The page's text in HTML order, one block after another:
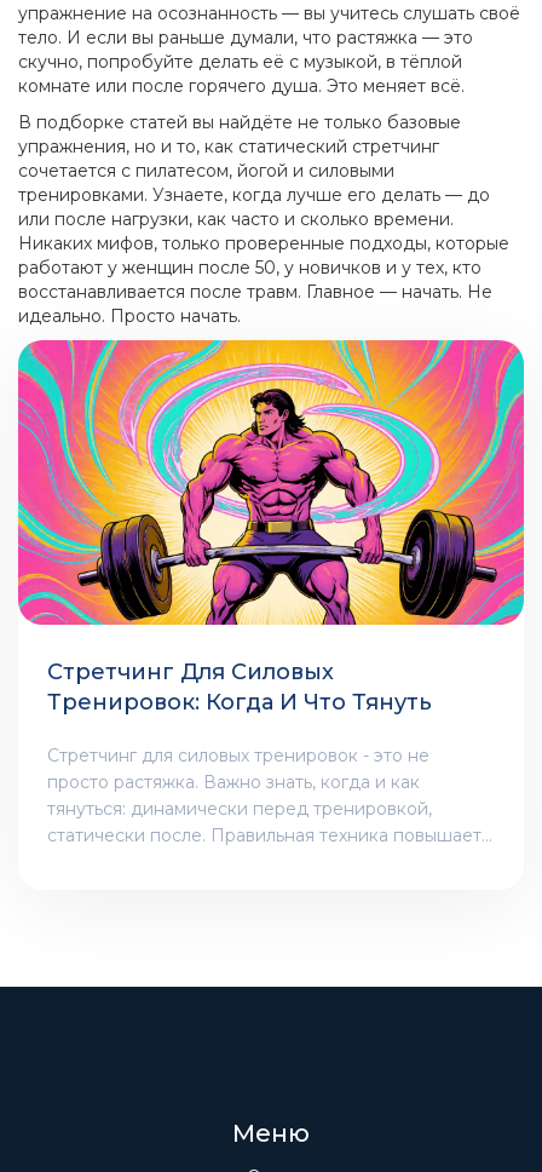
упражнение на осознанность — вы учитесь слушать своё
тело. И если вы раньше думали, что растяжка — это
скучно, попробуйте делать её с музыкой, в тёплой
комнате или после горячего душа. Это меняет всё.
В подборке статей вы найдёте не только базовые
упражнения, но и то, как статический стретчинг
сочетается с пилатесом, йогой и силовыми
тренировками. Узнаете, когда лучше его делать — до
или после нагрузки, как часто и сколько времени.
Никаких мифов, только проверенные подходы, которые
работают у женщин после 50, у новичков и у тех, кто
восстанавливается после травм. Главное — начать. Не
идеально. Просто начать.
Стретчинг Для Силовых
Тренировок: Когда И Что Тянуть
Стретчинг для силовых тренировок - это не
просто растяжка. Важно знать, когда и как
тянуться: динамически перед тренировкой,
статически после. Правильная техника повышает
Меню